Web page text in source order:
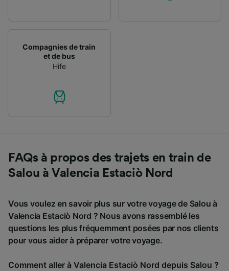
Compagnies de train
et de bus
Hife
FAQs à propos des trajets en train de
Salou à Valencia Estaciò Nord
Vous voulez en savoir plus sur votre voyage de Salou à
Valencia Estaciò Nord ? Nous avons rassemblé les
questions les plus fréquemment posées par nos clients
pour vous aider à préparer votre voyage.
Comment aller à Valencia Estaciò Nord depuis Salou ?